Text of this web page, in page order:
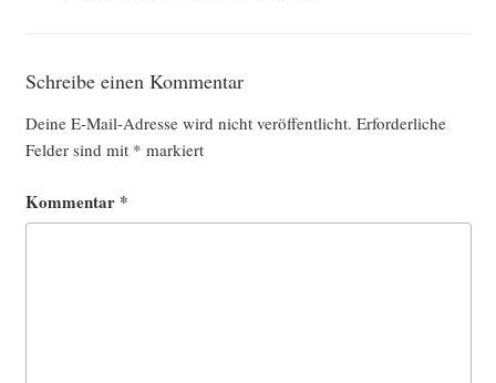
Schreibe einen Kommentar
Deine E-Mail-Adresse wird nicht veröffentlicht. Erforderliche
Felder sind mit * markiert
Kommentar *